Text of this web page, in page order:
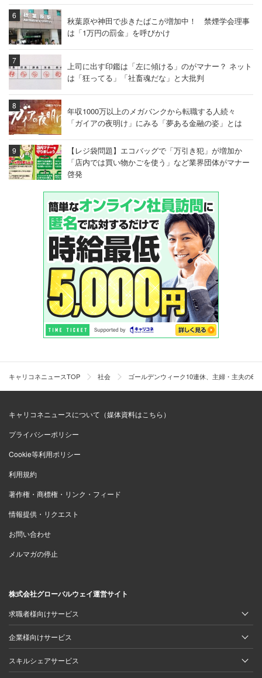
秋葉原や神田で歩きたばこが増加中！ 禁煙学会理事
は「1万円の罰金」を呼びかけ
上司に出す印鑑は「左に傾ける」のがマナー？ ネット
は「狂ってる」「社畜魂だな」と大批判
年収1000万以上のメガバンクから転職する人続々
「ガイアの夜明け」にみる「夢ある金融の姿」とは
【レジ袋問題】エコバッグで「万引き犯」が増加か
「店内では買い物かごを使う」など業界団体がマナー
啓発
キャリコネニュースTOP 社会 ゴールデンウィーク10連休、主婦・主夫の6
キャリコネニュースについて（媒体資料はこちら）
プライバシーポリシー
Cookie等利用ポリシー
利用規約
著作権・商標権・リンク・フィード
情報提供・リクエスト
お問い合わせ
メルマガの停止
株式会社グローバルウェイ運営サイト
求職者様向けサービス
企業様向けサービス
スキルシェアサービス